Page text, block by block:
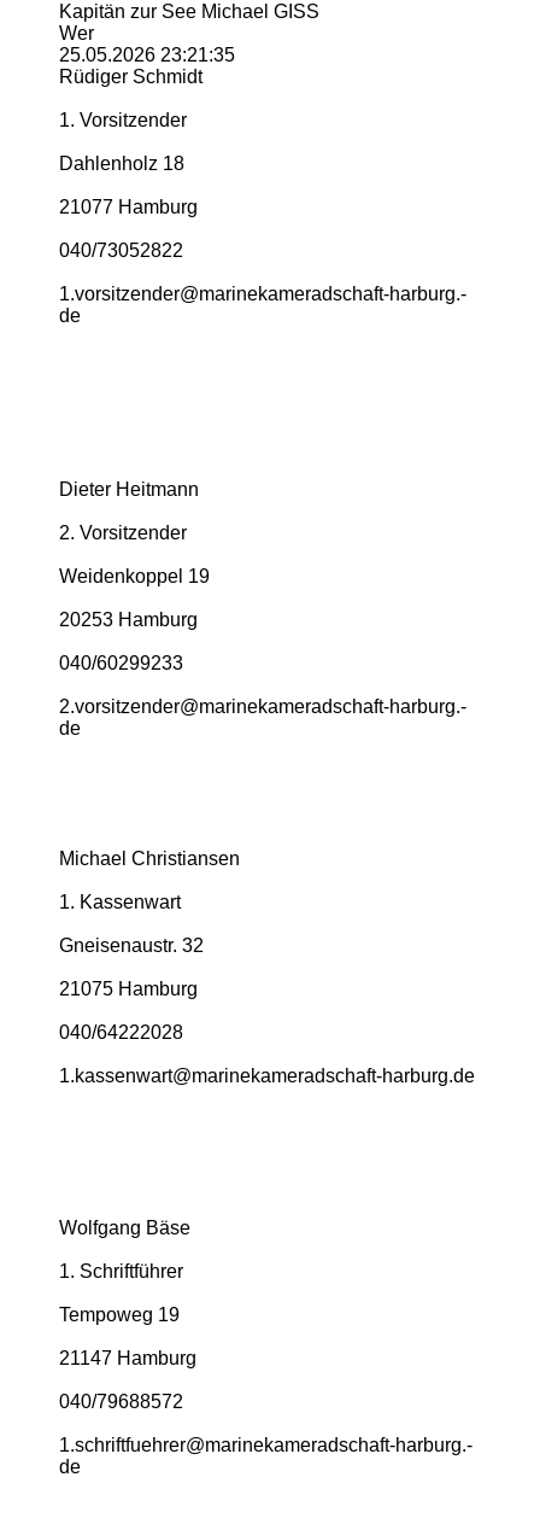
Kapitän zur See Michael GISS
Wer
25.05.2026 23:21:35
Rüdiger Schmidt
1. Vorsitzender
Dahlenholz 18
21077 Hamburg
040/73052822
1.­vorsitzender@­marinekameradschaft-­harburg.­
de
Dieter Heitmann
2. Vorsitzender
Weidenkoppel 19
20253 Hamburg
040/60299233
2.­vorsitzender@­marinekameradschaft-­harburg.­
de
Michael Christiansen
1. Kassenwart
Gneisenaustr. 32
21075 Hamburg
040/64222028
1.­kassenwart@­marinekameradschaft-­harburg.­de
Wolfgang Bäse
1. Schriftführer
Tempoweg 19
21147 Hamburg
040/79688572
1.­schriftfuehrer@­marinekameradschaft-­harburg.­
de